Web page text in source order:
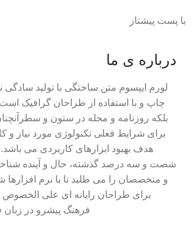
با پست پیشتاز
درباره ی ما
لورم ایپسوم متن ساختگی با تولید
چاپ و با استفاده از طراحان گرافیک
بلکه روزنامه و مجله در ستون و
برای شرایط فعلی تکنولوژی مورد نیاز و
هدف بهبود ابزارهای کاربردی می باشد.
شصت و سه درصد گذشته، حال و آینده
و متخصصان را می طلبد تا با نرم افزارها
برای طراحان رایانه ای علی
فرهنگ پیشرو در زبان